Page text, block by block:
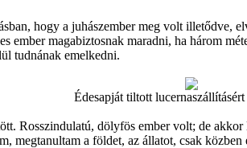
hogy a juhászember meg volt illetődve,
ember magabiztosnak maradni, ha három
tudnának emelkedni.
Édesapját tiltott
Rosszindulatú, dölyfös ember volt; de
megtanultam a földet, az állatot, csak